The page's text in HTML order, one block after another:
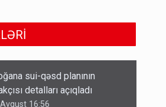
Azərbaycan vətədaşlarını
etdi
11:53